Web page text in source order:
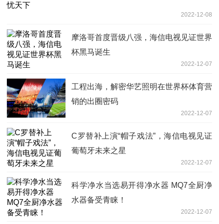
2022-12-08
摩洛哥首度晋级八强，海信电视见证世界
杯黑马诞生
2022-12-07
工程出海，解密华艺照明在世界杯体育营
销的出圈密码
2022-12-07
C罗替补上演“帽子戏法”，海信电视见证
葡萄牙未来之星
2022-12-07
科学净水当选易开得净水器 MQ7全厨净
水器备受青睐！
2022-12-07